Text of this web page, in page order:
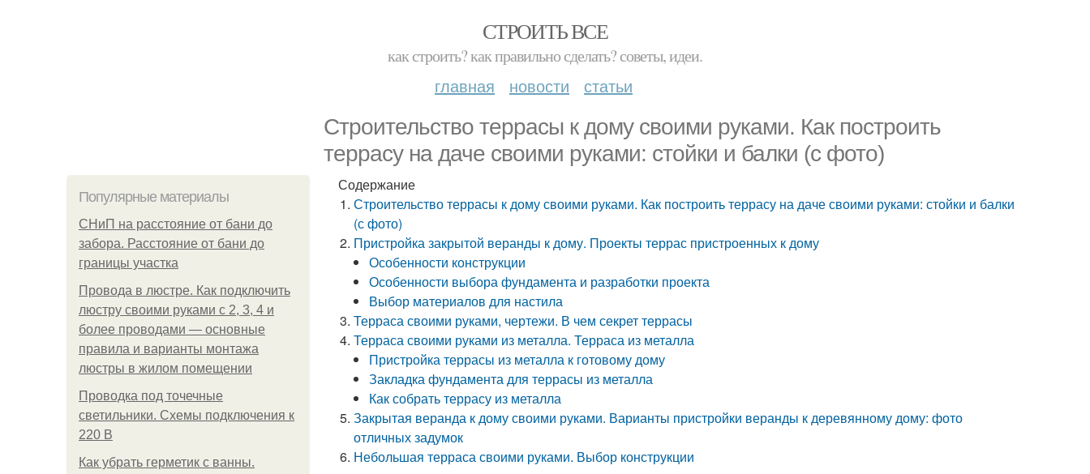
СТРОИТЬ ВСЕ
как строить? как правильно сделать? советы, идеи.
главная новости статьи
Строительство террасы к дому своими руками. Как построить
террасу на даче своими руками: стойки и балки (с фото)
Популярные материалы
СНиП на расстояние от бани до
забора. Расстояние от бани до
границы участка
Провода в люстре. Как подключить
люстру своими руками с 2, 3, 4 и
более проводами — основные
правила и варианты монтажа
люстры в жилом помещении
Проводка под точечные
светильники. Схемы подключения к
220 В
Как убрать герметик с ванны.
Содержание
Строительство террасы к дому своими руками. Как построить террасу на даче своими руками: стойки и балки
(с фото)
Пристройка закрытой веранды к дому. Проекты террас пристроенных к дому
Особенности конструкции
Особенности выбора фундамента и разработки проекта
Выбор материалов для настила
Терраса своими руками, чертежи. В чем секрет террасы
Терраса своими руками из металла. Терраса из металла
Пристройка террасы из металла к готовому дому
Закладка фундамента для террасы из металла
Как собрать террасу из металла
Закрытая веранда к дому своими руками. Варианты пристройки веранды к деревянному дому: фото
отличных задумок
Небольшая терраса своими руками. Выбор конструкции